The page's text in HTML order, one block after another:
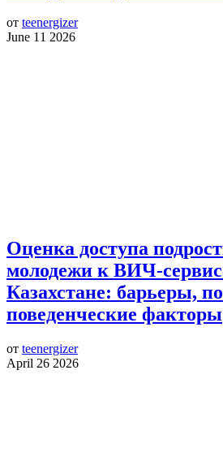
от teenergizer
June 11 2026
Оценка доступа
молодежи к ВИЧ-
Казахстане: барьеры,
поведенческие факторы
от teenergizer
April 26 2026